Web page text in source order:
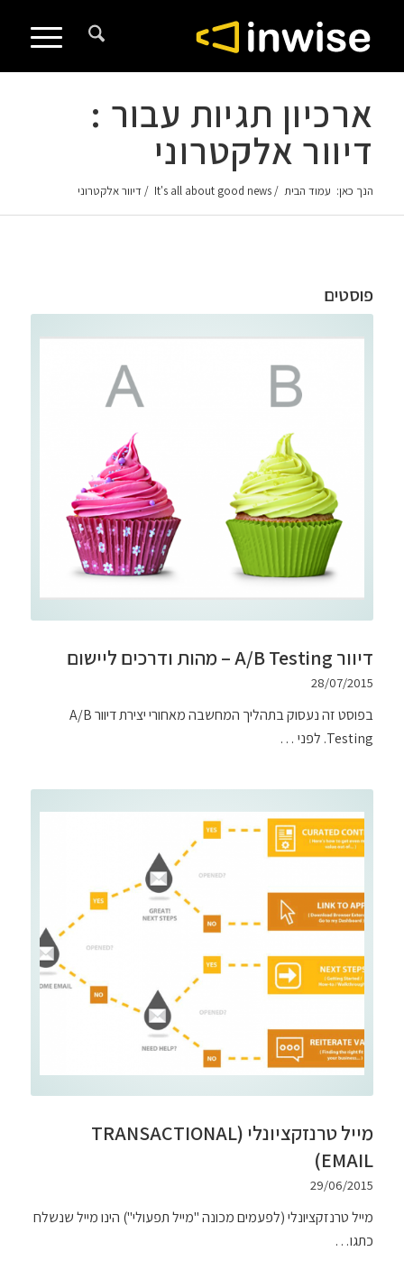
ארכיון תגיות עבור :
דיוור אלקטרוני
הנך כאן: עמוד הבית /
It's all about good news
/ דיוור אלקטרוני
פוסטים
דיוור A/B Testing – מהות ודרכים ליישום
28/07/2015
בפוסט זה נעסוק בתהליך המחשבה מאחורי יצירת דיוור A/B
Testing. לפני …
מייל טרנזקציונלי (TRANSACTIONAL
EMAIL)
29/06/2015
מייל טרנזקציונלי (לפעמים מכונה "מייל תפעולי") הינו מייל שנשלח
כתגו…